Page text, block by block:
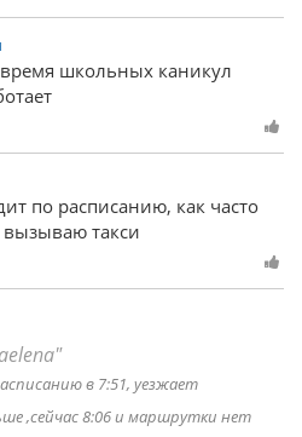
школьных каникул
по расписанию, как часто
вызываю такси
в 7:51, уезжает
,сейчас 8:06 и маршрутки нет